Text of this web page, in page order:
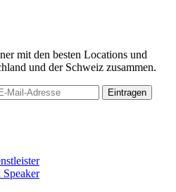
mit den besten Locations und
und der Schweiz zusammen.
Eintragen
Speaker